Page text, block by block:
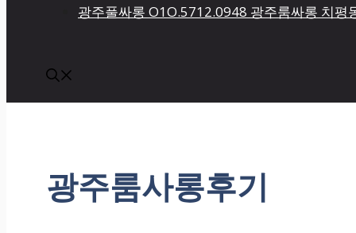
광주풀싸롱 O1O.5712.0948 광주룸싸롱 치평
광주룸사롱후기